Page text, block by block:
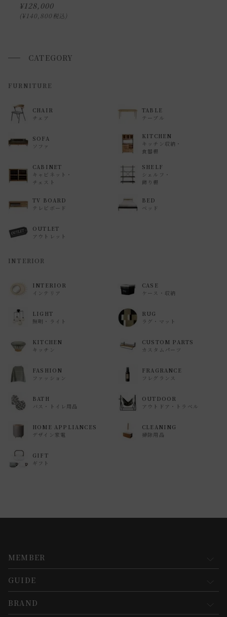
配送方法に関しては「
わせ下さい。
返品・交換について
ご覧ください。
¥128,000
¥140,800 税込
CATEGORY
FURNITURE
CHAIR
チェア
TABLE
テーブル
SOFA
ソファ
KITCHEN
キッチン収納・
食器棚
CABINET
キャビネット・
チェスト
SHELF
シェルフ・
飾り棚
TV BOARD
テレビボード
BED
ベッド
OUTLET
アウトレット
INTERIOR
INTERIOR
インテリア
CASE
ケース・収納
LIGHT
照明・ライト
RUG
ラグ・マット
KITCHEN
キッチン
CUSTOM PARTS
カスタムパーツ
FASHION
ファッション
FRAGRANCE
フレグランス
BATH
バス・トイレ用品
OUTDOOR
アウトドア・トラベル
HOME APPLIANCES
デザイン家電
CLEANING
掃除用品
GIFT
ギフト
MEMBER
マイページ
新規会員登録
GUIDE
お買い物ガイド
BRAND